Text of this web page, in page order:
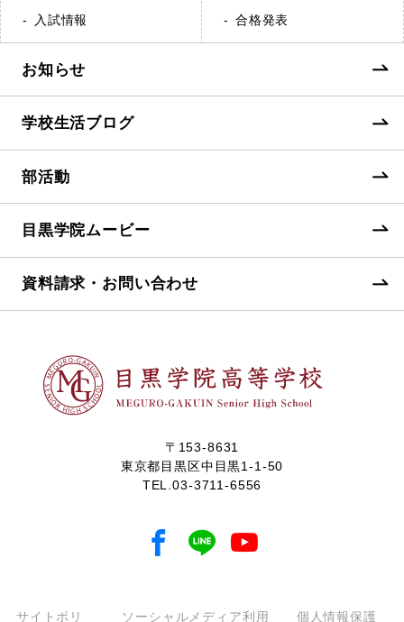
入試情報 合格発表
お知らせ
学校生活ブログ
部活動
目黒学院ムービー
資料請求・お問い合わせ
〒153-8631
東京都目黒区中目黒1-1-50
TEL.03-3711-6556
サイトポリ ソーシャルメディア利用 個人情報保護